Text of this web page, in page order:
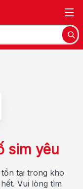
sim yêu
tại trong kho
Vui lòng tìm